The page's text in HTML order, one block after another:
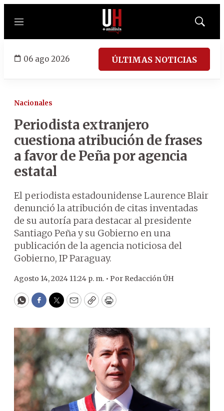
Menú
Mostrar
06 ago 2026 ÚLTIMAS NOTICIAS
Nacionales
Periodista extranjero
cuestiona atribución de frases
a favor de Peña por agencia
estatal
El periodista estadounidense Laurence Blair
denunció la atribución de citas inventadas
de su autoría para destacar al presidente
Santiago Peña y su Gobierno en una
publicación de la agencia noticiosa del
Gobierno, IP Paraguay.
Agosto 14, 2024 11:24 p. m. • Por Redacción ÚH
WhatsApp
Facebook
Twitter
EmailCopyPrint